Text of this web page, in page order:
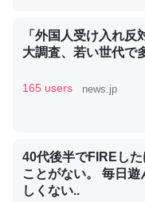
利だから両方が拮抗
いる鋏角類（カブト
ずキチンを強化して
「外国人受け入れ
大調査、若い世代で
165 users news.jp
40代後半でFIREし
ことがない。 毎日
しくない..